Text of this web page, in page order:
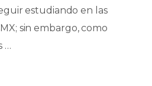
estudiando en las
sin embargo, como
…